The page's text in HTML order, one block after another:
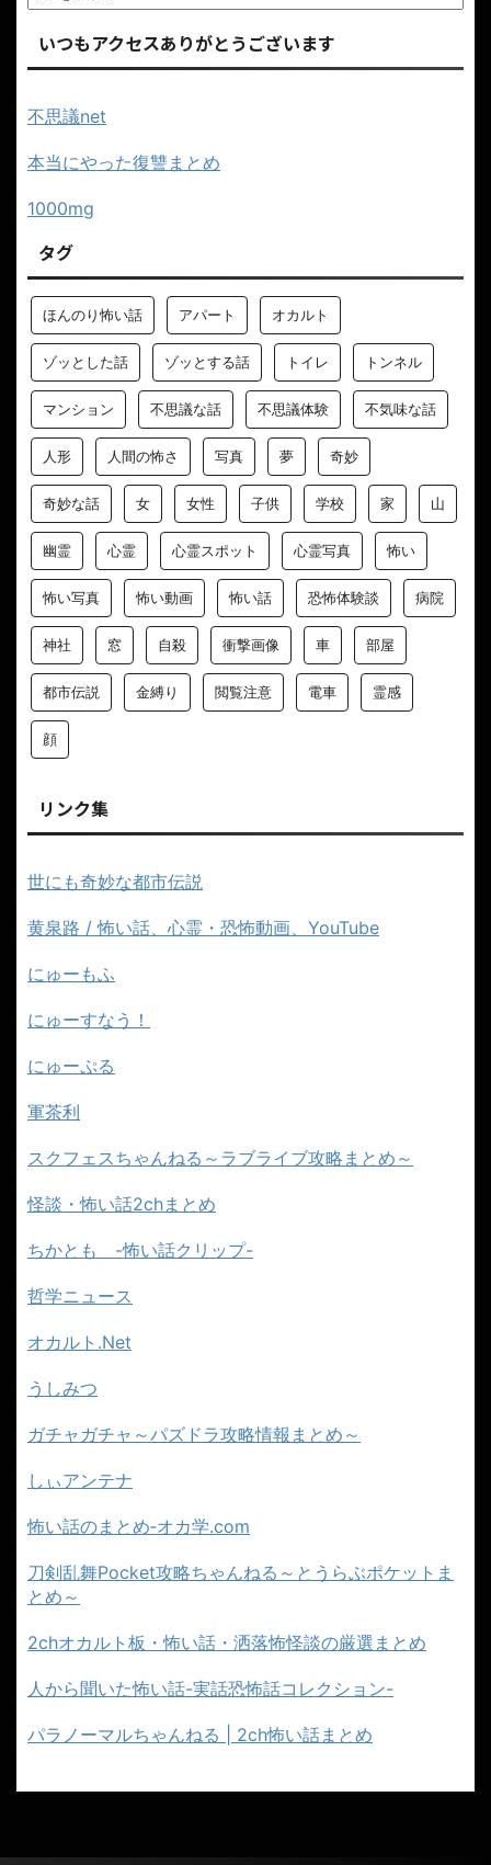
いつもアクセスありがとうございます
不思議net
本当にやった復讐まとめ
1000mg
タグ
ほんのり怖い話 アパート オカルト
ゾッとした話 ゾッとする話 トイレ トンネル
マンション 不思議な話 不思議体験 不気味な話
人形 人間の怖さ 写真 夢 奇妙
奇妙な話 女 女性 子供 学校 家 山
幽霊 心霊 心霊スポット 心霊写真 怖い
怖い写真 怖い動画 怖い話 恐怖体験談 病院
神社 窓 自殺 衝撃画像 車 部屋
都市伝説 金縛り 閲覧注意 電車 霊感
顔
リンク集
世にも奇妙な都市伝説
黄泉路 / 怖い話、心霊・恐怖動画、YouTube
にゅーもふ
にゅーすなう！
にゅーぷる
軍茶利
スクフェスちゃんねる～ラブライブ攻略まとめ～
怪談・怖い話2chまとめ
ちかとも -怖い話クリップ-
哲学ニュース
オカルト.Net
うしみつ
ガチャガチャ～パズドラ攻略情報まとめ～
しぃアンテナ
怖い話のまとめ‐オカ学.com
刀剣乱舞Pocket攻略ちゃんねる～とうらぶポケットま
とめ～
2chオカルト板・怖い話・洒落怖怪談の厳選まとめ
人から聞いた怖い話-実話恐怖話コレクション-
パラノーマルちゃんねる | 2ch怖い話まとめ